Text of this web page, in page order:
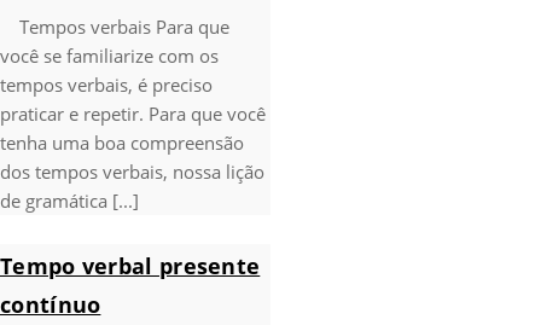
Tempos verbais Para que
você se familiarize com os
tempos verbais, é preciso
praticar e repetir. Para que você
tenha uma boa compreensão
dos tempos verbais, nossa lição
de gramática [...]
Tempo verbal presente
contínuo